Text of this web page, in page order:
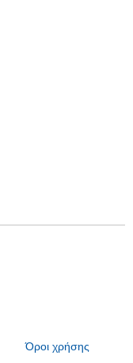
Όροι χρήσης